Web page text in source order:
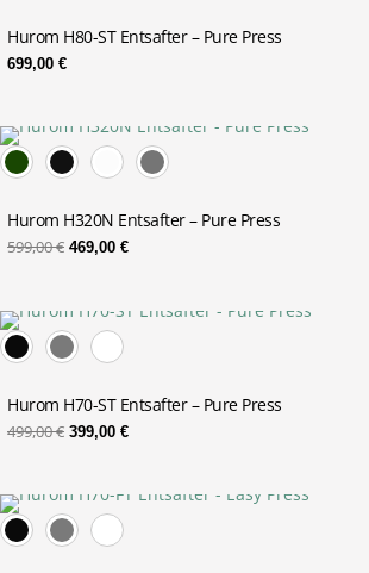
Hurom H80-ST Entsafter – Pure Press
699,00 €
Hurom H320N Entsafter – Pure Press
599,00€
Ursprünglicher
Preis
war:
599,00 €
469,00 €
Aktueller
Preis
ist:
469,00 €.
Hurom H70-ST Entsafter – Pure Press
499,00€
Ursprünglicher
Preis
war:
499,00 €
399,00 €
Aktueller
Ursprünglicher
Preis
war:
599,00 €
Aktueller